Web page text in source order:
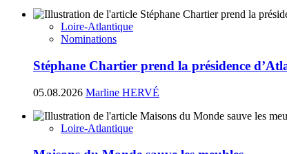
Loire-Atlantique
Nominations
Stéphane Chartier prend la présidence
05.08.2026 Marline HERVÉ
Loire-Atlantique